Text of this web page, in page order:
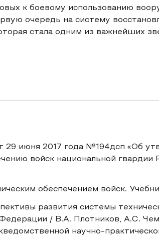
к боевому использованию
очередь на систему
стала одним из важнейших
июня 2017 года №194дсп «Об
войск национальной
обеспечением войск.
развития системы
/ В.А. Плотников, А.С.
научно-